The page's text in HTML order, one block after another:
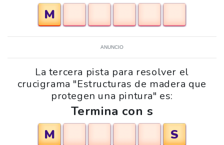
M
ANUNCIO
La tercera pista para resolver el
crucigrama "Estructuras de madera que
protegen una pintura" es:
Termina con s
M
S